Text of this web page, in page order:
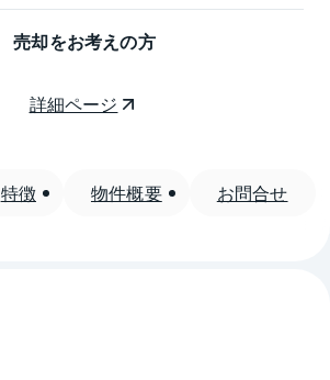
売却をお考えの方
詳細ページ
特徴 物件概要 お問合せ